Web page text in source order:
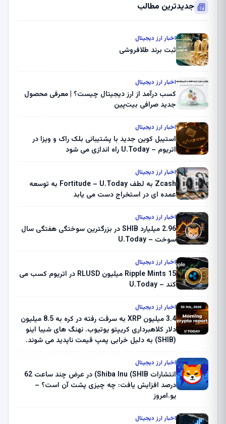
جدیدترین مطالب
اخبار ارز دیجیتال
ثبت برند طلافروشی
اخبار ارز دیجیتال
کسب درآمد از ارز دیجیتال چیست؟ | معرفی محصول
جدید صرافی بیت‌پین
اخبار ارز دیجیتال
استیبل کوین جدید با پشتیبانی بلک راک و ویزا در
اتریوم – U.Today راه اندازی می شود
اخبار ارز دیجیتال
Zcash به لطف Fortitude – U.Today به توسعه
عمده ای در استخراج دست می یابد
اخبار ارز دیجیتال
2.96 میلیارد SHIB در بزرگترین سوختگی هفتگی سال
سوخت – U.Today
اخبار ارز دیجیتال
Ripple Mints 15 میلیون RLUSD در اتریوم کسب می
کند – U.Today
اخبار ارز دیجیتال
3.4 میلیون XRP به سرقت رفته در کره به 8.5 میلیون
دلار کلاهبرداری کریپتو یوتیوب. نهنگ های شیبا اینو
(SHIB) به دلیل خرابی پمپ قیمت ناپدید می شوند.
ثبت کرد – گزارش کریپتو صبح – U.Today
اخبار ارز دیجیتال
انتشارات Shiba Inu (SHIB) در عرض چند ساعت 62
درصد افزایش یافت: چه چیزی پشت آن است؟ –
یو.امروز
اخبار ارز دیجیتال